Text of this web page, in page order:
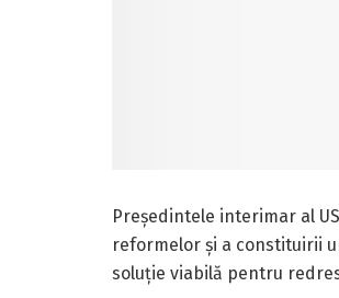
Președintele interimar al
reformelor și a constituirii
soluție viabilă pentru